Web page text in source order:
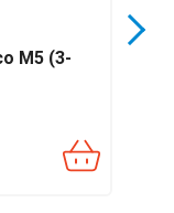
M5 (3-